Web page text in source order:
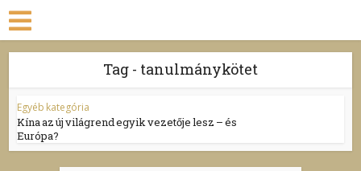
Tag - tanulmánykötet
Egyéb kategória
Kína az új világrend egyik vezetője lesz – és
Európa?